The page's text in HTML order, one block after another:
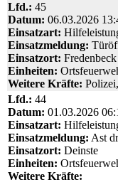
Lfd.: 45
Datum: 06.03.2026
Einsatzart:
Einsatzmeldung:
Einsatzort: Fredenbeck
Einheiten:
Weitere Kräfte:
Lfd.: 44
Datum: 01.03.2026
Einsatzart:
Einsatzmeldung: Ast
Einsatzort: Deinste
Einheiten:
Weitere Kräfte: